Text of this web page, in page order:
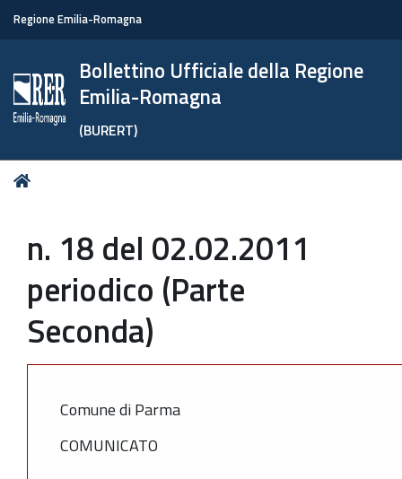
Regione Emilia-Romagna
Bollettino Ufficiale della Regione
Emilia-Romagna
(BURERT)
Tu
n. 18 del 02.02.2011
periodico (Parte
Seconda)
Comune di Parma
COMUNICATO